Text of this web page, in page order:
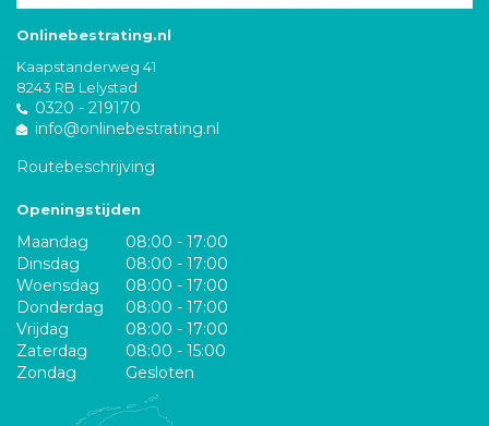
Onlinebestrating.nl
Kaapstanderweg 41
8243 RB Lelystad
0320 - 219170
info@onlinebestrating.nl
Routebeschrijving
Openingstijden
Maandag
08:00 - 17:00
Dinsdag
08:00 - 17:00
Woensdag
08:00 - 17:00
Donderdag
08:00 - 17:00
Vrijdag
08:00 - 17:00
Zaterdag
08:00 - 15:00
Zondag
Gesloten